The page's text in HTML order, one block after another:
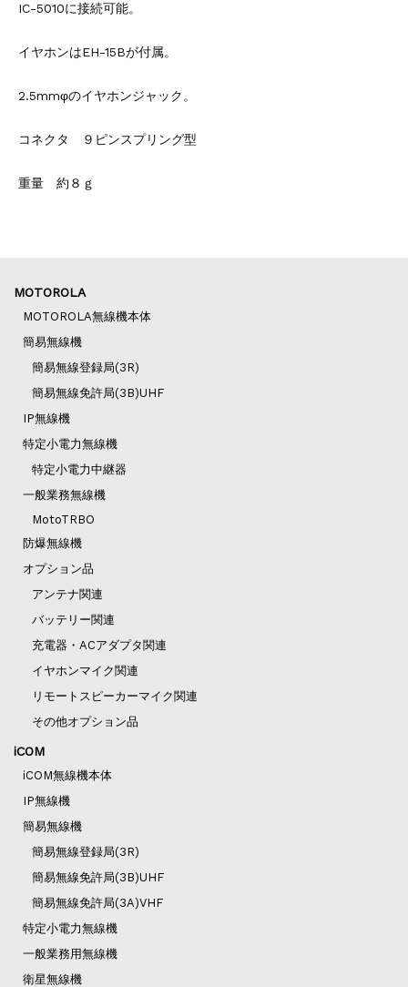
IC-5010に接続可能。
イヤホンはEH-15Bが付属。
2.5mmφのイヤホンジャック。
コネクタ ９ピンスプリング型
重量 約８ｇ
MOTOROLA
MOTOROLA無線機本体
簡易無線機
簡易無線登録局(3R)
簡易無線免許局(3B)UHF
IP無線機
特定小電力無線機
特定小電力中継器
一般業務無線機
MotoTRBO
防爆無線機
オプション品
アンテナ関連
バッテリー関連
充電器・ACアダプタ関連
イヤホンマイク関連
リモートスピーカーマイク関連
その他オプション品
iCOM
iCOM無線機本体
IP無線機
簡易無線機
簡易無線登録局(3R)
簡易無線免許局(3B)UHF
簡易無線免許局(3A)VHF
特定小電力無線機
一般業務用無線機
衛星無線機